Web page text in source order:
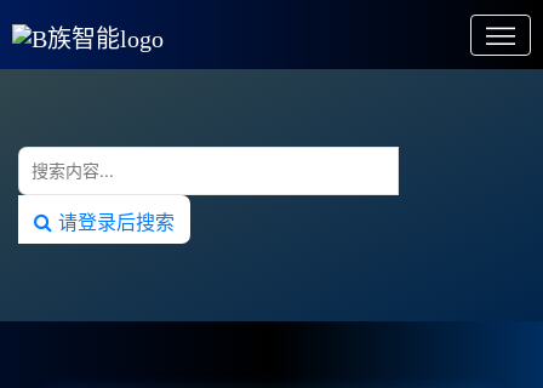
请登录后搜索